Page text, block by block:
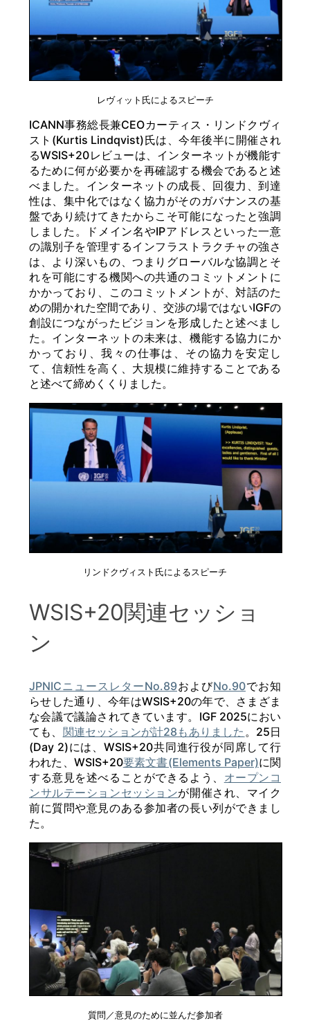
レヴィット氏によるスピーチ
ICANN事務総長兼CEOカーティス・リンドクヴィ
スト(Kurtis Lindqvist)氏は、今年後半に開催され
るWSIS+20レビューは、インターネットが機能す
るために何が必要かを再確認する機会であると述
べました。インターネットの成長、回復力、到達
性は、集中化ではなく協力がそのガバナンスの基
盤であり続けてきたからこそ可能になったと強調
しました。ドメイン名やIPアドレスといった一意
の識別子を管理するインフラストラクチャの強さ
は、より深いもの、つまりグローバルな協調とそ
れを可能にする機関への共通のコミットメントに
かかっており、このコミットメントが、対話のた
めの開かれた空間であり、交渉の場ではないIGFの
創設につながったビジョンを形成したと述べまし
た。インターネットの未来は、機能する協力にか
かっており、我々の仕事は、その協力を安定し
て、信頼性を高く、大規模に維持することである
と述べて締めくくりました。
リンドクヴィスト氏によるスピーチ
WSIS+20関連セッショ
ン
JPNICニュースレターNo.89およびNo.90でお知
らせした通り、今年はWSIS+20の年で、さまざま
な会議で議論されてきています。IGF 2025におい
ても、 関連セッションが計28もありました 。25日
(Day 2)には、WSIS+20共同進行役が同席して行
われた、WSIS+20要素文書(Elements Paper)に関
する意見を述べることができるよう、 オープンコ
ンサルテーションセッションが開催され、マイク
前に質問や意見のある参加者の長い列ができまし
た。
質問／意見のために並んだ参加者